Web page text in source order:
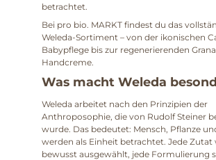
betrachtet.
Bei pro bio. MARKT findest du das
Weleda-Sortiment – von der ikonischen
Babypflege bis zur regenerierenden
Handcreme.
Was macht Weleda
Weleda arbeitet nach den Prinzipien der
Anthroposophie, die von Rudolf Steiner
wurde. Das bedeutet: Mensch, Pflanze
werden als Einheit betrachtet. Jede Zutat
bewusst ausgewählt, jede Formulierung